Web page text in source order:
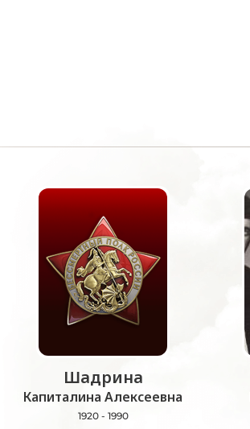
Шадрина
Капиталина Алексеевна
1920 - 1990